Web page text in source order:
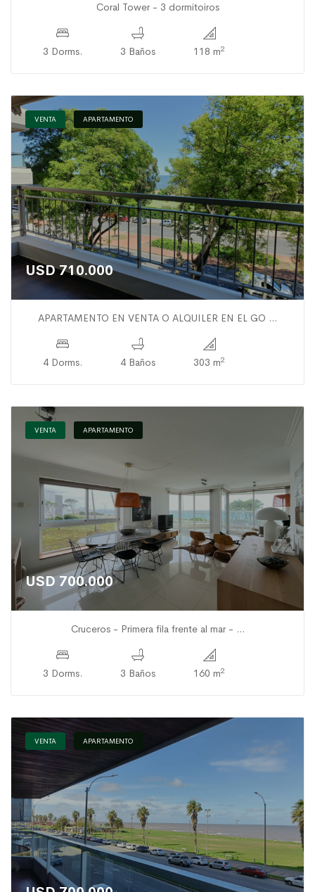
Coral Tower - 3 dormitoiros
3 Dorms. 3 Baños 118 m2
VENTA APARTAMENTO
USD 710.000
APARTAMENTO EN VENTA O ALQUILER EN EL GO ...
4 Dorms. 4 Baños 303 m2
VENTA APARTAMENTO
USD 700.000
Cruceros - Primera fila frente al mar - ...
3 Dorms. 3 Baños 160 m2
VENTA APARTAMENTO